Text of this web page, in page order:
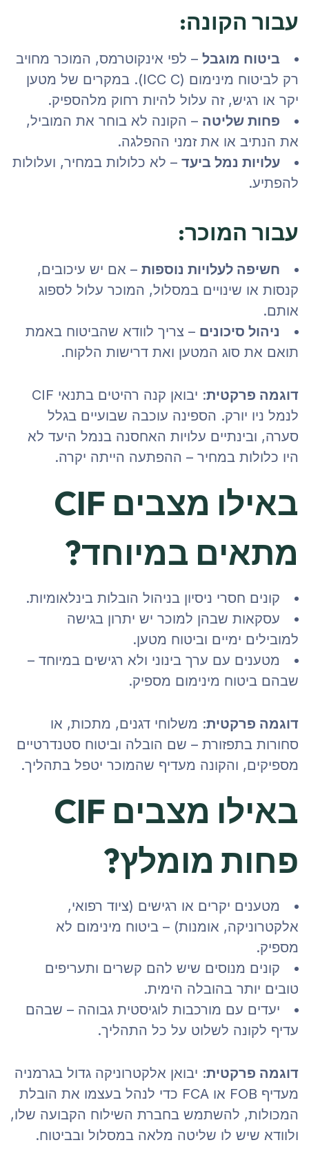
עבור הקונה:
ביטוח מוגבל– לפי אינקוטרמס, המוכר מחויב
רק לביטוח מינימום (ICC C). במקרים של מטען
יקר או רגיש, זה עלול להיות רחוק מלהספיק.
פחות שליטה– הקונה לא בוחר את המוביל,
את הנתיב או את זמני ההפלגה.
עלויות נמל ביעד– לא כלולות במחיר, ועלולות
להפתיע.
עבור המוכר:
חשיפה לעלויות נוספות– אם יש עיכובים,
קנסות או שינויים במסלול, המוכר עלול לספוג
אותם.
ניהול סיכונים– צריך לוודא שהביטוח באמת
תואם את סוג המטען ואת דרישות הלקוח.
דוגמה פרקטית
: יבואן קנה רהיטים בתנאי CIF
לנמל ניו יורק. הספינה עוכבה שבועיים בגלל
סערה, ובינתיים עלויות האחסנה בנמל היעד לא
היו כלולות במחיר – ההפתעה הייתה יקרה.
באילו מצבים CIF
מתאים במיוחד?
קונים חסרי ניסיון בניהול הובלות בינלאומיות.
עסקאות שבהן למוכר יש יתרון בגישה
למובילים ימיים וביטוח מטען.
מטענים עם ערך בינוני ולא רגישים במיוחד –
שבהם ביטוח מינימום מספיק.
דוגמה פרקטית: משלוחי דגנים, מתכות, או
סחורות בתפזורת – שם הובלה וביטוח סטנדרטיים
מספיקים, והקונה מעדיף שהמוכר יטפל בתהליך.
באילו מצבים CIF
פחות מומלץ?
מטענים יקרים או רגישים (ציוד רפואי,
אלקטרוניקה, אומנות) – ביטוח מינימום לא
מספיק.
קונים מנוסים שיש להם קשרים ותעריפים
טובים יותר בהובלה הימית.
יעדים עם מורכבות לוגיסטית גבוהה – שבהם
עדיף לקונה לשלוט על כל התהליך.
דוגמה פרקטית: יבואן אלקטרוניקה גדול בגרמניה
מעדיף FOB או FCA כדי לנהל בעצמו את הובלת
המכולות, להשתמש בחברת השילוח הקבועה שלו,
ולוודא שיש לו שליטה מלאה במסלול ובביטוח.